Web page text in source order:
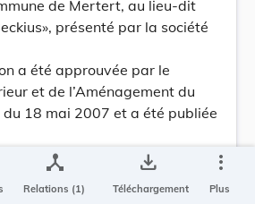
de Mertert, au lieu-dit
présenté par la société
a été approuvée par le
et de l’Aménagement du
18 mai 2007 et a été publiée
d’aménagement particulier au
à Mertzig, présenté
device_hub
Relations (1)
save_alt
Téléchargement
more_vert
Plus